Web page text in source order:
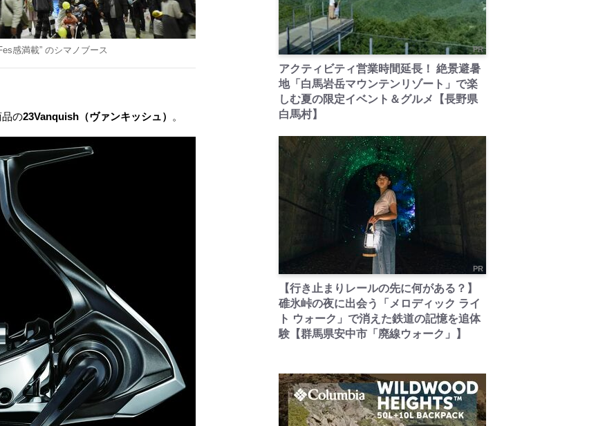
感満載” のシマノブース
の23Vanquish（ヴァンキッシュ） 。
PR
アクティビティ営業時間延長！ 絶景避暑
地「白馬岩岳マウンテンリゾート」で楽
しむ夏の限定イベント＆グルメ【長野県
白馬村】
PR
【行き止まりレールの先に何がある？】
碓氷峠の夜に出会う「メロディック ライ
ト ウォーク」で消えた鉄道の記憶を追体
験【群馬県安中市「廃線ウォーク」】